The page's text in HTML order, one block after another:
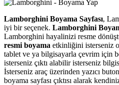
Lamborghini Boyama Sayfası,
iyi bir seçenek. Lamborghini
Lamborghini hayalinizi resme
resmi boyama etkinliğini isterseniz
tablet ve ya bilgisayarla çevrim için
isterseniz çıktı alabilir isterseniz
İsterseniz araç üzerinden yazıcı
boyama sayfası çıktısı alarak